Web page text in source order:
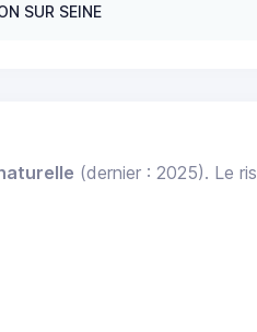
SUR SEINE
(dernier : 2025). Le